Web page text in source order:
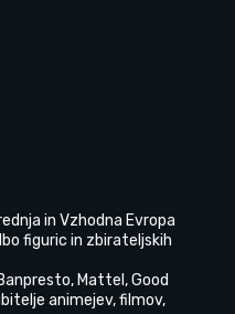
in Vzhodna Evropa
figuric in zbirateljskih
Mattel, Good
animejev, filmov,